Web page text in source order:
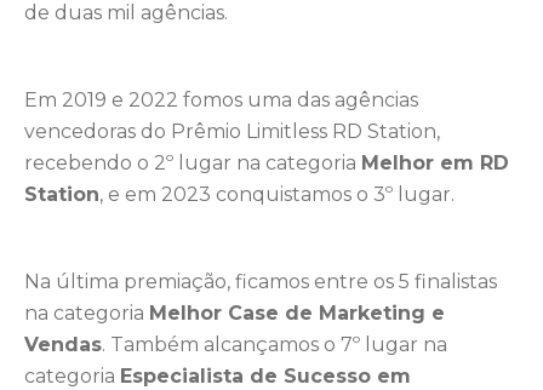
de duas mil agências.
Em 2019 e 2022 fomos uma das agências
vencedoras do Prêmio Limitless RD Station,
recebendo o 2º lugar na categoria Melhor em RD
Station, e em 2023 conquistamos o 3º lugar.
Na última premiação, ficamos entre os 5 finalistas
na categoria Melhor Case de Marketing e
Vendas. Também alcançamos o 7º lugar na
categoria Especialista de Sucesso em